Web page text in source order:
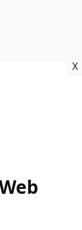
X